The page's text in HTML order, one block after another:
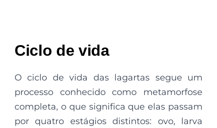
Ciclo de vida
O ciclo de vida das lagartas segue um
processo conhecido como metamorfose
completa, o que significa que elas passam
por quatro estágios distintos: ovo, larva